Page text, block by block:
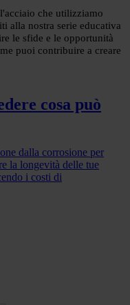
che utilizziamo
alla nostra serie educativa
le sfide e le opportunità
puoi contribuire a creare
cosa può
dalla corrosione per
la longevità delle tue
i costi di